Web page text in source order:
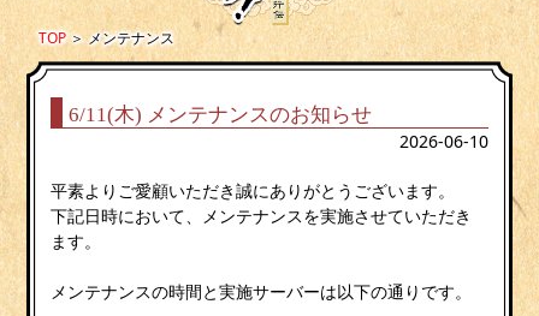
TOP＞メンテナンス
6/11(木) メンテナンスのお知らせ
2026-06-10
平素よりご愛顧いただき誠にありがとうございます。
下記日時において、メンテナンスを実施させていただき
ます。
メンテナンスの時間と実施サーバーは以下の通りです。